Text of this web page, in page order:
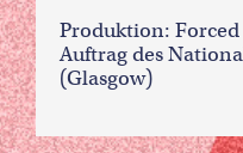
Produktion:
Auftrag des
(Glasgow)